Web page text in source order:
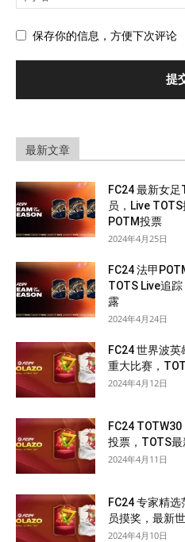
保存你的信息，方便下次评论
最新文章
FC24 最新女
员，Live
POTM投票
2024年4月25日
FC24 法甲
TOTS Live追
露
2024年4月24日
FC24 世界波
重大比赛，
2024年4月12日
FC24
投票，TOTS最
2024年4月11日
FC24 专家精
员摸奖，最新
2024年4月10日